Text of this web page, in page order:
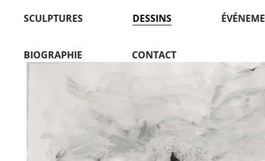
SCULPTURES DESSINS
BIOGRAPHIE CONTACT